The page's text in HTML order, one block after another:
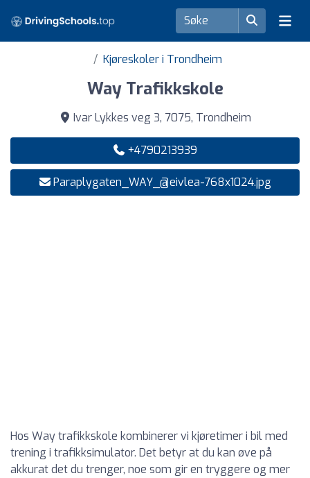
Kjøreskoler i Trondheim
Way Trafikkskole
Ivar Lykkes veg 3, 7075, Trondheim
+4790213939
Paraplygaten_WAY_@eivlea-768x1024.jpg
Hos Way trafikkskole kombinerer vi kjøretimer i bil med
trening i trafikksimulator. Det betyr at du kan øve på
akkurat det du trenger, noe som gir en tryggere og mer